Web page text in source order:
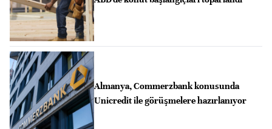
Almanya, Commerzbank konusunda
Unicredit ile görüşmelere hazırlanıyor